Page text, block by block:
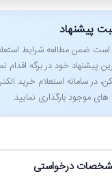
پیشنهاد
ضمن مطالعه شرایط
پیشنهاد خود در برگه اقدام
در سامانه استعلام خرید
‌های موجود بارگذاری نمایید.
مشخصات درخواستی